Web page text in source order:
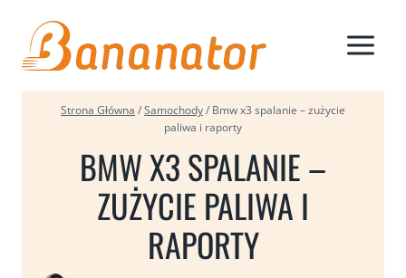
treści
Strona Główna /Samochody/ Bmw x3 spalanie – zużycie
paliwa i raporty
BMW X3 SPALANIE –
ZUŻYCIE PALIWA I
RAPORTY